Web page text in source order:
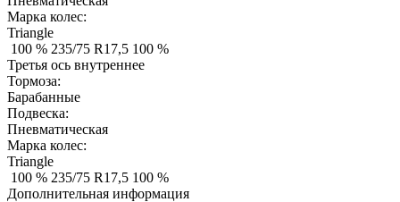
Марка колес:
Triangle
100 % 235/75 R17,5 100 %
Третья ось внутреннее
Тормоза:
Барабанные
Подвеска:
Пневматическая
Марка колес:
Triangle
100 % 235/75 R17,5 100 %
Дополнительная информация